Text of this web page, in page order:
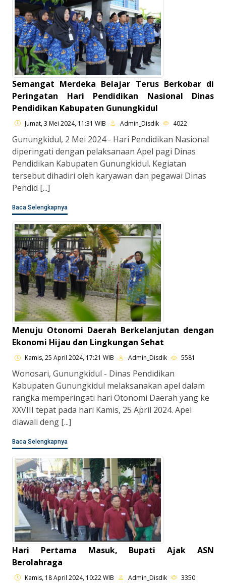
Semangat Merdeka Belajar Terus Berkobar di
Peringatan Hari Pendidikan Nasional Dinas
Pendidikan Kabupaten Gunungkidul
Jumat, 3 Mei 2024, 11:31 WIB Admin_Disdik 4022
Gunungkidul, 2 Mei 2024 - Hari Pendidikan Nasional
diperingati dengan pelaksanaan Apel pagi Dinas
Pendidikan Kabupaten Gunungkidul. Kegiatan
tersebut dihadiri oleh karyawan dan pegawai Dinas
Pendid [...]
Baca Selengkapnya
Menuju Otonomi Daerah Berkelanjutan dengan
Ekonomi Hijau dan Lingkungan Sehat
Kamis, 25 April 2024, 17:21 WIB Admin_Disdik 5581
Wonosari, Gunungkidul - Dinas Pendidikan
Kabupaten Gunungkidul melaksanakan apel dalam
rangka memperingati hari Otonomi Daerah yang ke
XXVIII tepat pada hari Kamis, 25 April 2024. Apel
diawali deng [...]
Baca Selengkapnya
Hari Pertama Masuk, Bupati Ajak ASN
Berolahraga
Kamis, 18 April 2024, 10:22 WIB Admin_Disdik 3350